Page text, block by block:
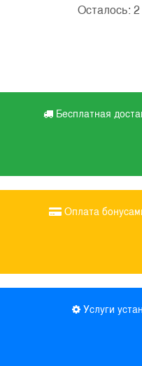
Осталось:
Бесплатная
Оплата
Услуги